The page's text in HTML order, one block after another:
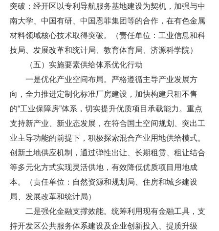
突破；经开区以专利导航服务基地建设为契机，加强与中
南大学、中国有研、中国恩菲集团等的合作，在有色金属
材料领域核心技术取得突破。（责任单位：工业信息和科
技局、发展改革和统计局、教育体育局、济源科学院）
（五）实施要素供给体系优化行动
一是优化产业空间布局。严格遵循主导产业发展方
向，全力推进定制化标准厂房建设，加快构建只租不售
的“工业保障房”体系，切实提升优质项目承载能力。重点
支持新产业、新业态发展，在符合国土空间规划、突出工
业主导功能的前提下，积极探索混合产业用地供给模式。
创新土地供应机制，通过弹性出让、长期租赁、租让结合
等多元化方式实现灵活供地，有效降低优质项目用地成
本。（责任单位：自然资源和规划局、住房和城乡建设
局、发展改革和统计局）
二是强化金融支撑效能。统筹利用现有金融工具，支
持开发区公共服务体系建设及企业创新投入、提质升级